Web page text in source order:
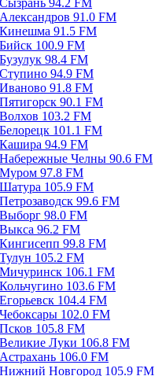
94.2 FM
91.0 FM
91.5 FM
100.9 FM
98.4 FM
94.9 FM
91.8 FM
90.1 FM
103.2 FM
101.1 FM
94.9 FM
Челны 90.6 FM
97.8 FM
105.9 FM
99.6 FM
98.0 FM
96.2 FM
99.8 FM
105.2 FM
106.1 FM
103.6 FM
104.4 FM
102.0 FM
105.8 FM
Луки 106.8 FM
106.0 FM
Новгород 105.9 FM